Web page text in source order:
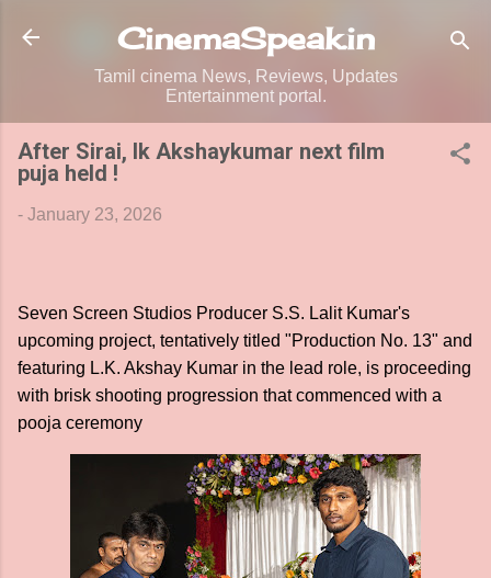
Skip to main content
CinemaSpeak.in
Tamil cinema News, Reviews, Updates
Entertainment portal.
After Sirai, lk Akshaykumar next film
puja held !
- January 23, 2026
Seven Screen Studios Producer S.S. Lalit Kumar's
upcoming project, tentatively titled "Production No. 13" and
featuring L.K. Akshay Kumar in the lead role, is proceeding
with brisk shooting progression that commenced with a
pooja ceremony